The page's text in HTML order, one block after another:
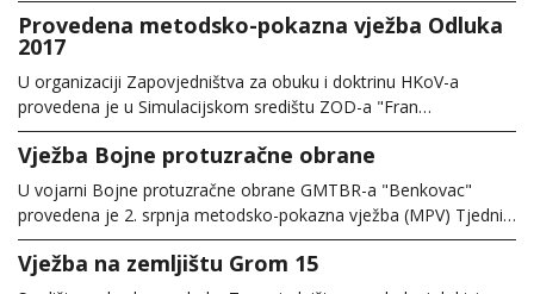
Provedena metodsko-pokazna vježba Odluka
2017
U organizaciji Zapovjedništva za obuku i doktrinu HKoV-a
provedena je u Simulacijskom središtu ZOD-a "Fran…
Vježba Bojne protuzračne obrane
U vojarni Bojne protuzračne obrane GMTBR-a "Benkovac"
provedena je 2. srpnja metodsko-pokazna vježba (MPV) Tjedni…
Vježba na zemljištu Grom 15